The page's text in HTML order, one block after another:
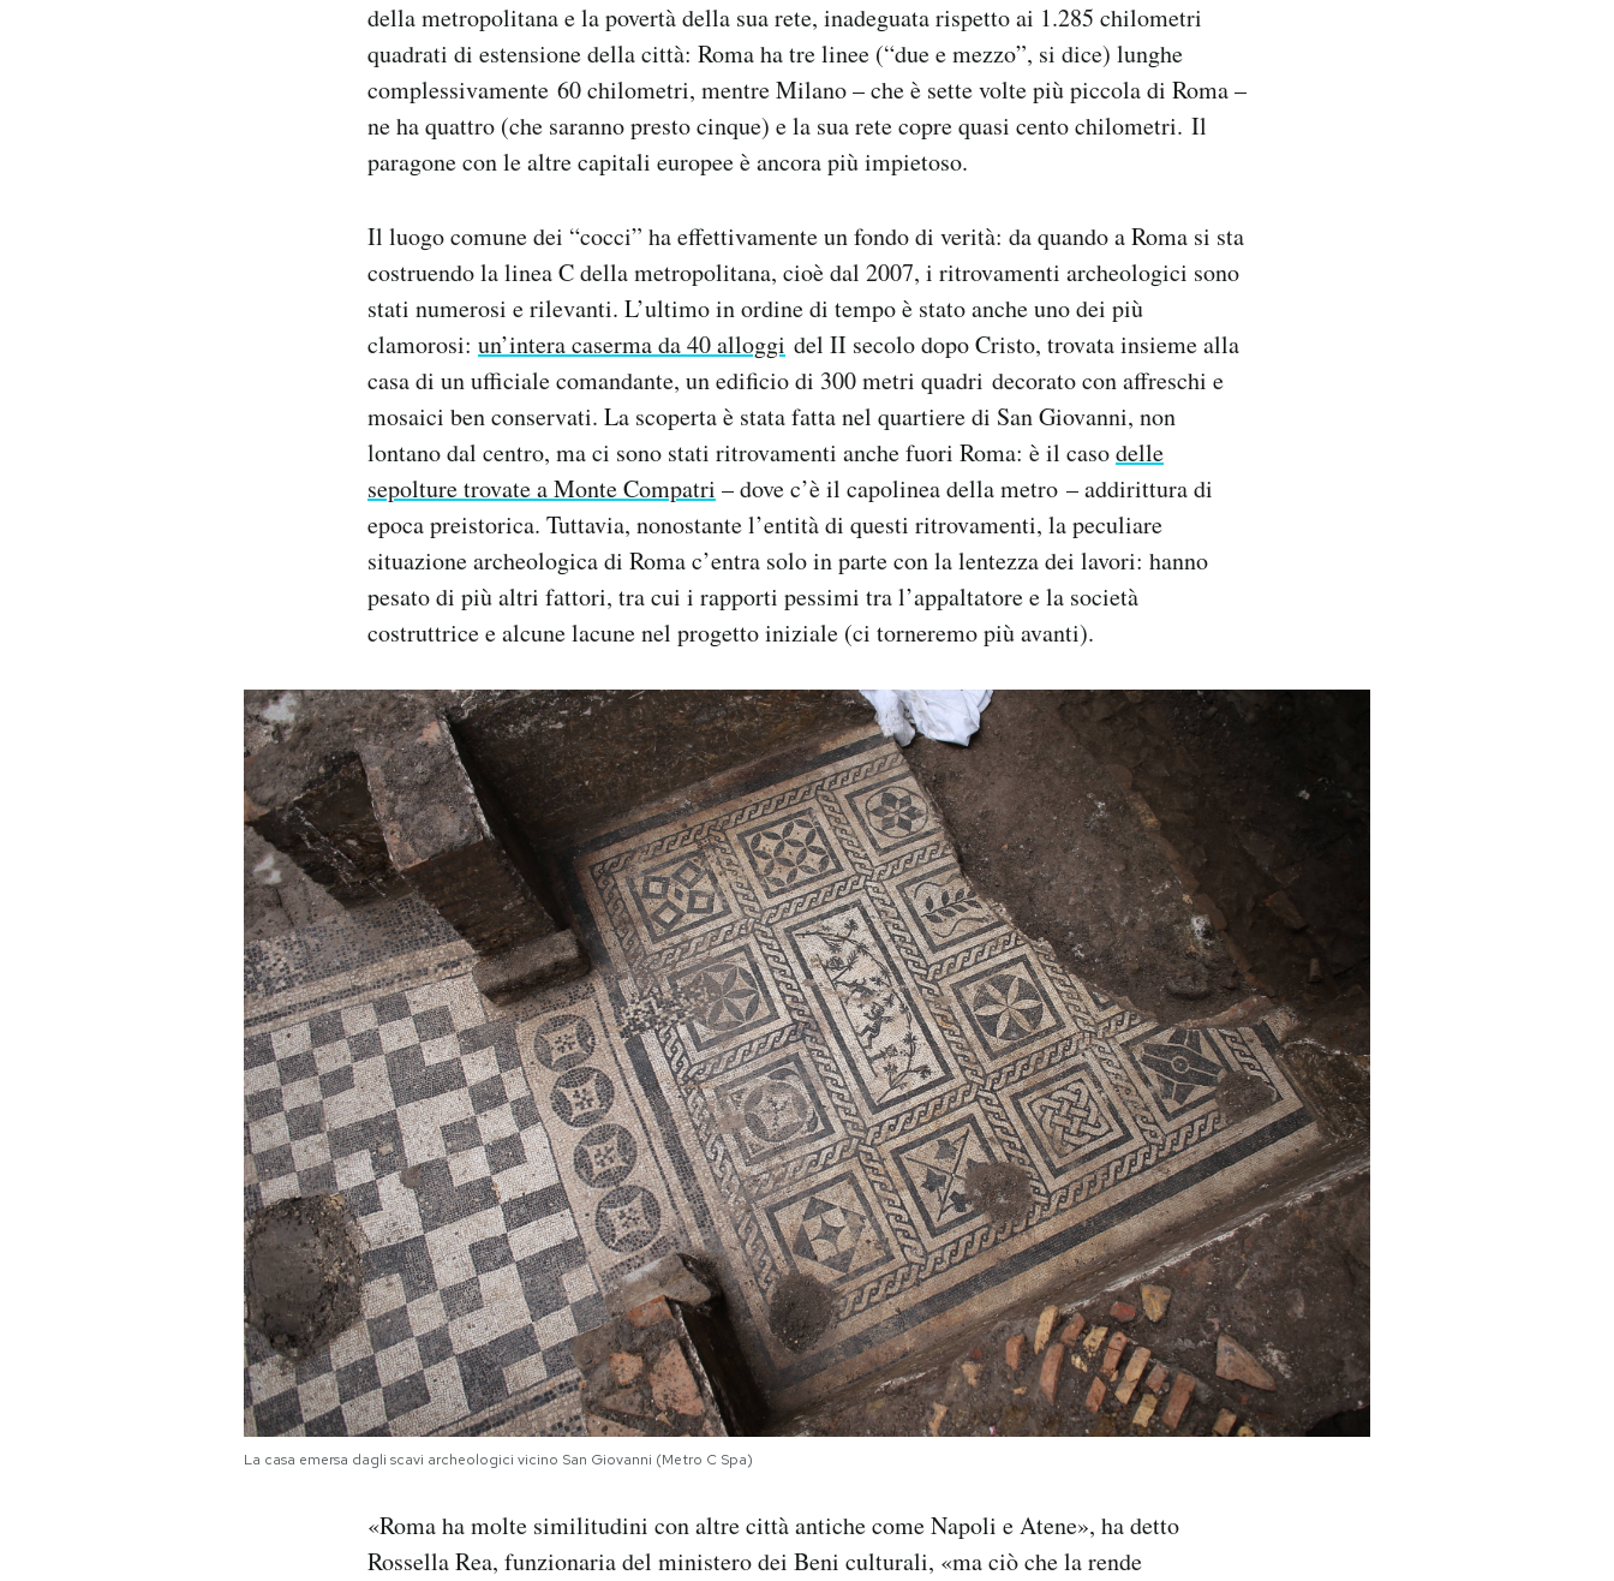
della metropolitana e la povertà della sua rete, inadeguata rispetto ai 1.285 chilometri
quadrati di estensione della città: Roma ha tre linee (“due e mezzo”, si dice) lunghe
complessivamente 60 chilometri, mentre Milano – che è sette volte più piccola di Roma –
ne ha quattro (che saranno presto cinque) e la sua rete copre quasi cento chilometri. Il
paragone con le altre capitali europee è ancora più impietoso.
Il luogo comune dei “cocci” ha effettivamente un fondo di verità: da quando a Roma si sta
costruendo la linea C della metropolitana, cioè dal 2007, i ritrovamenti archeologici sono
stati numerosi e rilevanti. L’ultimo in ordine di tempo è stato anche uno dei più
clamorosi: un’intera caserma da 40 alloggi del II secolo dopo Cristo, trovata insieme alla
casa di un ufficiale comandante, un edificio di 300 metri quadri decorato con affreschi e
mosaici ben conservati. La scoperta è stata fatta nel quartiere di San Giovanni, non
lontano dal centro, ma ci sono stati ritrovamenti anche fuori Roma: è il casodelle
sepolture trovate a Monte Compatri – dove c’è il capolinea della metro – addirittura di
epoca preistorica. Tuttavia, nonostante l’entità di questi ritrovamenti, la peculiare
situazione archeologica di Roma c’entra solo in parte con la lentezza dei lavori: hanno
pesato di più altri fattori, tra cui i rapporti pessimi tra l’appaltatore e la società
costruttrice e alcune lacune nel progetto iniziale (ci torneremo più avanti).
La casa emersa dagli scavi archeologici vicino San Giovanni (Metro C Spa)
«Roma ha molte similitudini con altre città antiche come Napoli e Atene», ha detto
Rossella Rea, funzionaria del ministero dei Beni culturali, «ma ciò che la rende